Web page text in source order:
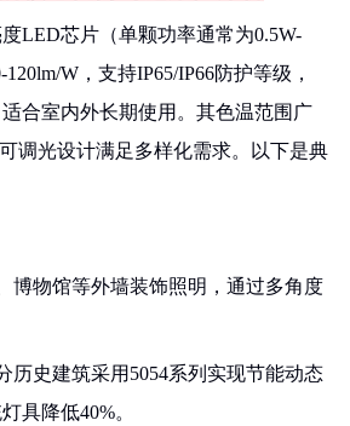
LED芯片（单颗功率通常为0.5W-
W，支持IP65/IP66防护等级，
合室内外长期使用。其色温范围广
可调光设计满足多样化需求。以下是典
博物馆等外墙装饰照明，通过多角度
历史建筑采用5054系列实现节能动态
具降低40%。